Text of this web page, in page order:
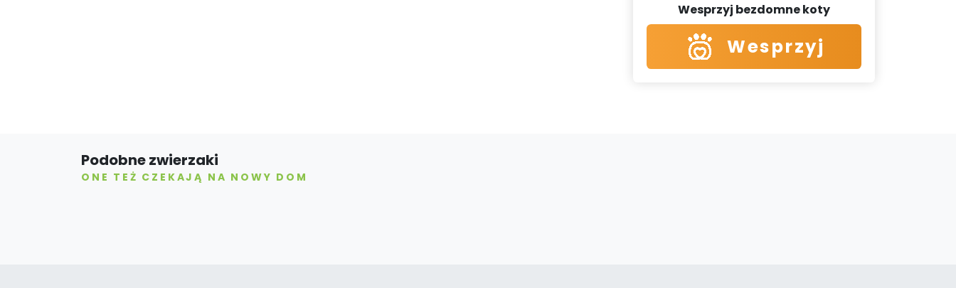
Wesprzyj bezdomne koty
Wesprzyj
Podobne zwierzaki
ONE TEŻ CZEKAJĄ NA NOWY DOM